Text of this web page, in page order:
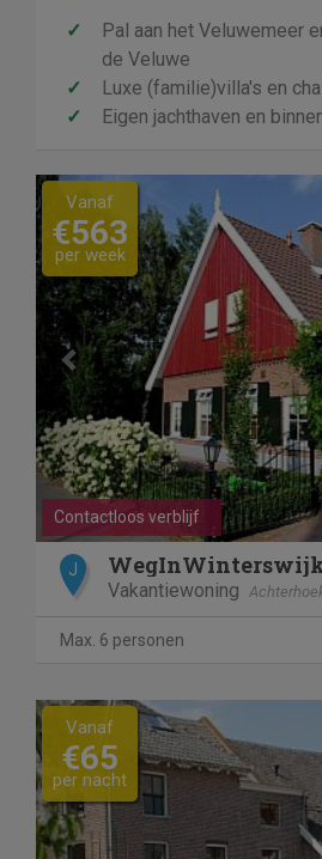
✓
Pal aan het Veluwemeer
de Veluwe
✓
Luxe (familie)villa's en
✓
Eigen jachthaven en
Previous
Contactloos verblijf
Vanaf
€563
per week
J
Vakantiewoning
Max. 6 personen
Previous
Vanaf
€65
per nacht